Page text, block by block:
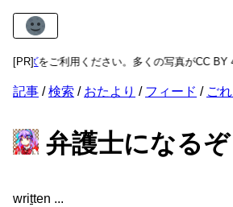
[PR]
ジズをご利用ください。多くの写真がCC BY
記事 検索 おたより フィード ご
弁護士になるぞ
written